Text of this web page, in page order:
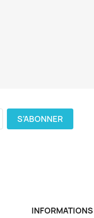
INFORMATIONS